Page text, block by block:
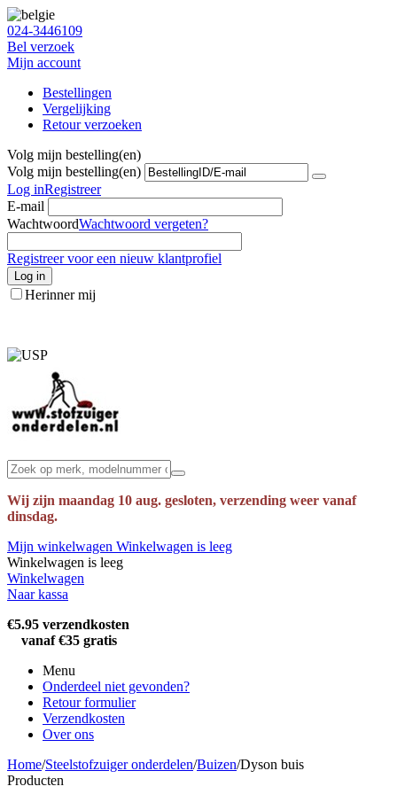
024-3446109
Bel verzoek
Mijn account
Bestellingen
Vergelijking
Retour verzoeken
Volg mijn bestelling(en)
Volg mijn bestelling(en)
Log inRegistreer
E-mail
WachtwoordWachtwoord vergeten?
Registreer voor een nieuw klantprofiel
Log in
Herinner mij
Wij zijn maandag 10 aug. gesloten, verzending weer vanaf
dinsdag.
Mijn winkelwagen Winkelwagen is leeg
Winkelwagen is leeg
Winkelwagen
Naar kassa
€5.95 verzendkosten
vanaf €35 gratis
Menu
Onderdeel niet gevonden?
Retour formulier
Verzendkosten
Over ons
Home/Steelstofzuiger onderdelen/Buizen/Dyson buis
Producten